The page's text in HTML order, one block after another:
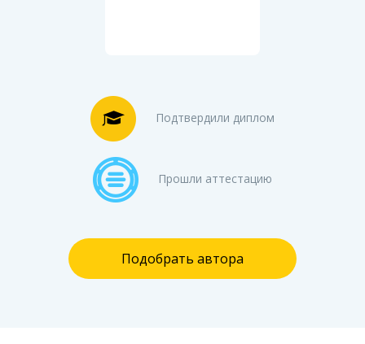
Подтвердили диплом
Прошли аттестацию
Подобрать автора